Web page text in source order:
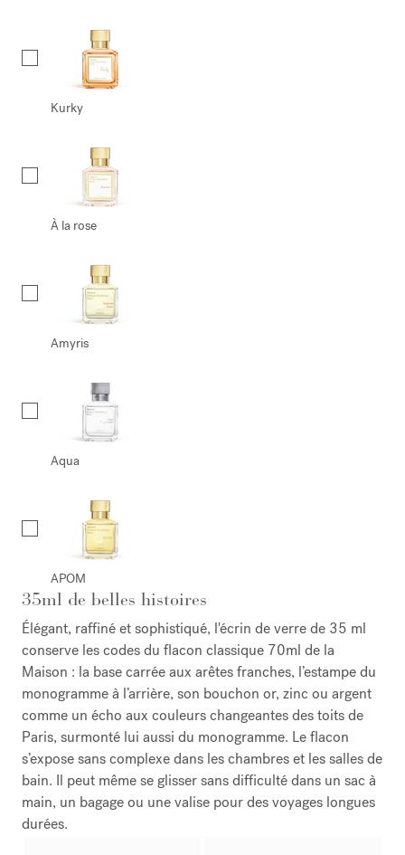
Kurky
À la rose
Amyris
Aqua
APOM
35ml de belles histoires
Élégant, raffiné et sophistiqué, l'écrin de verre de 35 ml
conserve les codes du flacon classique 70ml de la
Maison : la base carrée aux arêtes franches, l’estampe du
monogramme à l’arrière, son bouchon or, zinc ou argent
comme un écho aux couleurs changeantes des toits de
Paris, surmonté lui aussi du monogramme. Le flacon
s’expose sans complexe dans les chambres et les salles de
bain. Il peut même se glisser sans difficulté dans un sac à
main, un bagage ou une valise pour des voyages longues
durées.